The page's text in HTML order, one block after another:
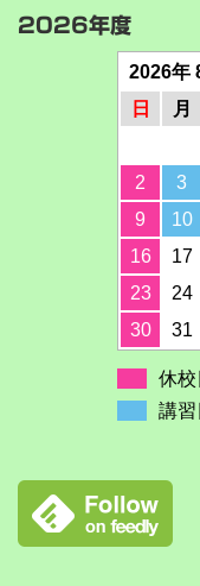
2026年度
2026年
日
月
2
3
9
10
16
17
23
24
30
31
休校
講習